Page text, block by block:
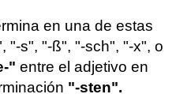
en una de estas
"-s", "-ß", "-sch", "-x", o
" entre el adjetivo en
"-sten".